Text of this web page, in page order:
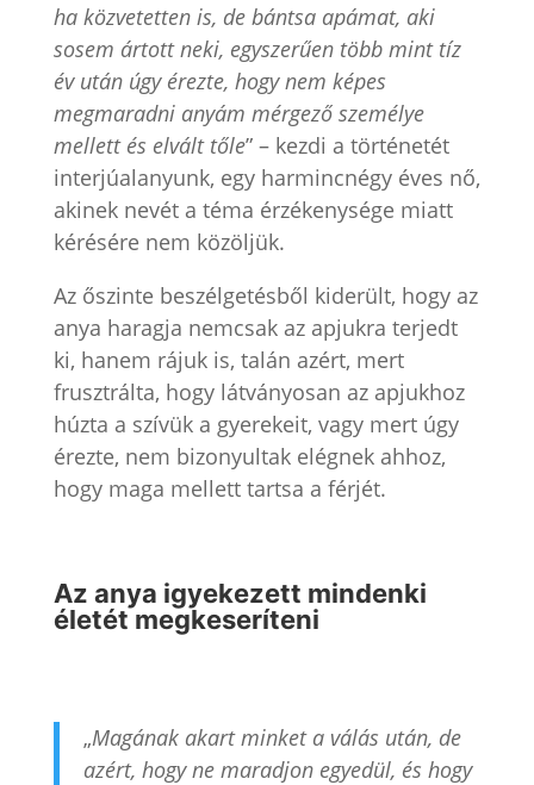
ha közvetetten is, de bántsa apámat, aki
sosem ártott neki, egyszerűen több mint tíz
év után úgy érezte, hogy nem képes
megmaradni anyám mérgező személye
mellett és elvált tőle” – kezdi a történetét
interjúalanyunk, egy harmincnégy éves nő,
akinek nevét a téma érzékenysége miatt
kérésére nem közöljük.
Az őszinte beszélgetésből kiderült, hogy az
anya haragja nemcsak az apjukra terjedt
ki, hanem rájuk is, talán azért, mert
frusztrálta, hogy látványosan az apjukhoz
húzta a szívük a gyerekeit, vagy mert úgy
érezte, nem bizonyultak elégnek ahhoz,
hogy maga mellett tartsa a férjét.
Az anya igyekezett mindenki
életét megkeseríteni
„Magának akart minket a válás után, de
azért, hogy ne maradjon egyedül, és hogy